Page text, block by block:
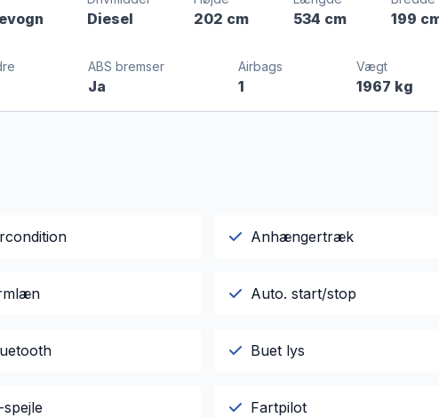
Diesel 202 cm 534 cm 199
ABS bremser
Ja
Airbags
1
Vægt
1967 kg
Anhængertræk
Auto. start/stop
Buet lys
spejle Fartpilot